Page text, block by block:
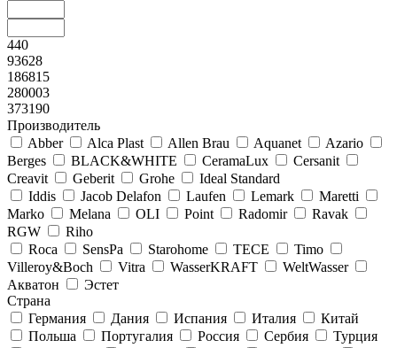
440
93628
186815
280003
373190
Производитель
Abber
Alca Plast Allen Brau Aquanet
Azario
Berges
BLACK&WHITE CeramaLux
Cersanit
Creavit
Geberit Grohe
Ideal Standard
Iddis
Jacob Delafon Laufen Lemark
Maretti
Marko
Melana OLI Point Radomir
Ravak
RGW
Riho
Roca
SensPa Starohome TECE
Timo
Villeroy&Boсh
Vitra WasserKRAFT
WeltWasser
Акватон
Эстет
Страна
Германия
Дания Испания Италия
Китай
Польша
Португалия Россия Сербия
Турция